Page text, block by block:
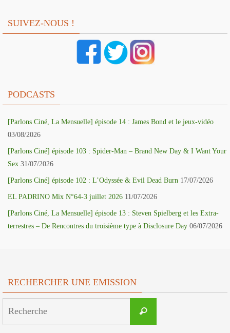
SUIVEZ-NOUS !
PODCASTS
[Parlons Ciné, La Mensuelle] épisode 14 : James Bond et le jeux-vidéo
03/08/2026
[Parlons Ciné] épisode 103 : Spider-Man – Brand New Day & I Want Your
Sex 31/07/2026
[Parlons Ciné] épisode 102 : L’Odyssée & Evil Dead Burn 17/07/2026
EL PADRINO Mix N°64-3 juillet 2026 11/07/2026
[Parlons Ciné, La Mensuelle] épisode 13 : Steven Spielberg et les Extra-
terrestres – De Rencontres du troisième type à Disclosure Day 06/07/2026
RECHERCHER UNE EMISSION
Recherche